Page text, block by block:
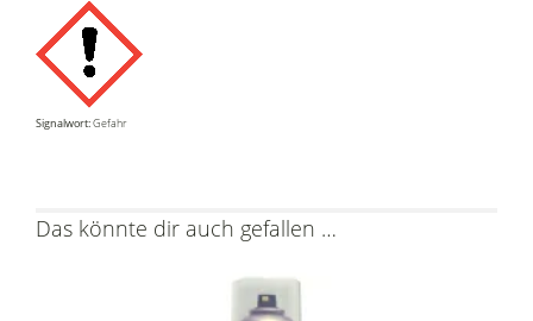
Signalwort:Gefahr
Das könnte dir auch gefallen …